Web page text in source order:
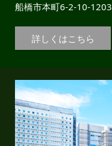
船橋市本町6-2-10-1203
詳しくはこちら